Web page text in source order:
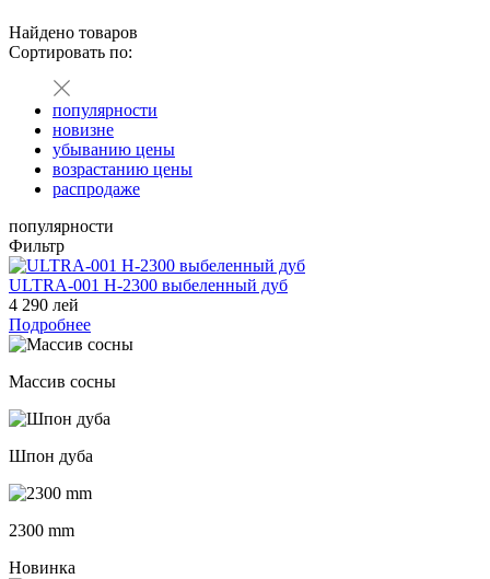
Найдено товаров
Сортировать по:
популярности
новизне
убыванию цены
возрастанию цены
распродаже
популярности
Фильтр
ULTRA-001 H-2300 выбеленный дуб
4 290 лей
Подробнее
Массив сосны
Шпон дуба
2300 mm
Новинка